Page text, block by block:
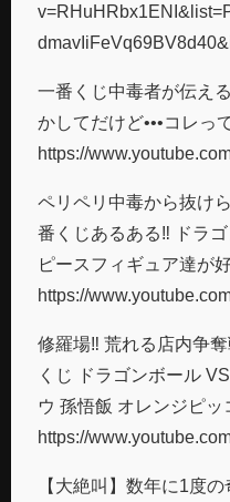
一番くじ中毒者が伝え
かしてだけど•••コレっ
https://
ペリペリ中毒から抜け
番くじあるある‼︎ ドラ
ピースフィギュア達が
https://
修羅場‼︎ 荒れる店内争
くじ ドラゴンボール
ウ 孫悟飯 オレンジピッ
https://
【大絶叫】数年に1度